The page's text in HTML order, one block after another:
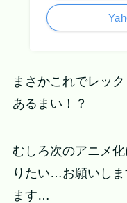
まさかこれでレッ
あるまい！？
むしろ次のアニメ
りたい…お願いし
ます…